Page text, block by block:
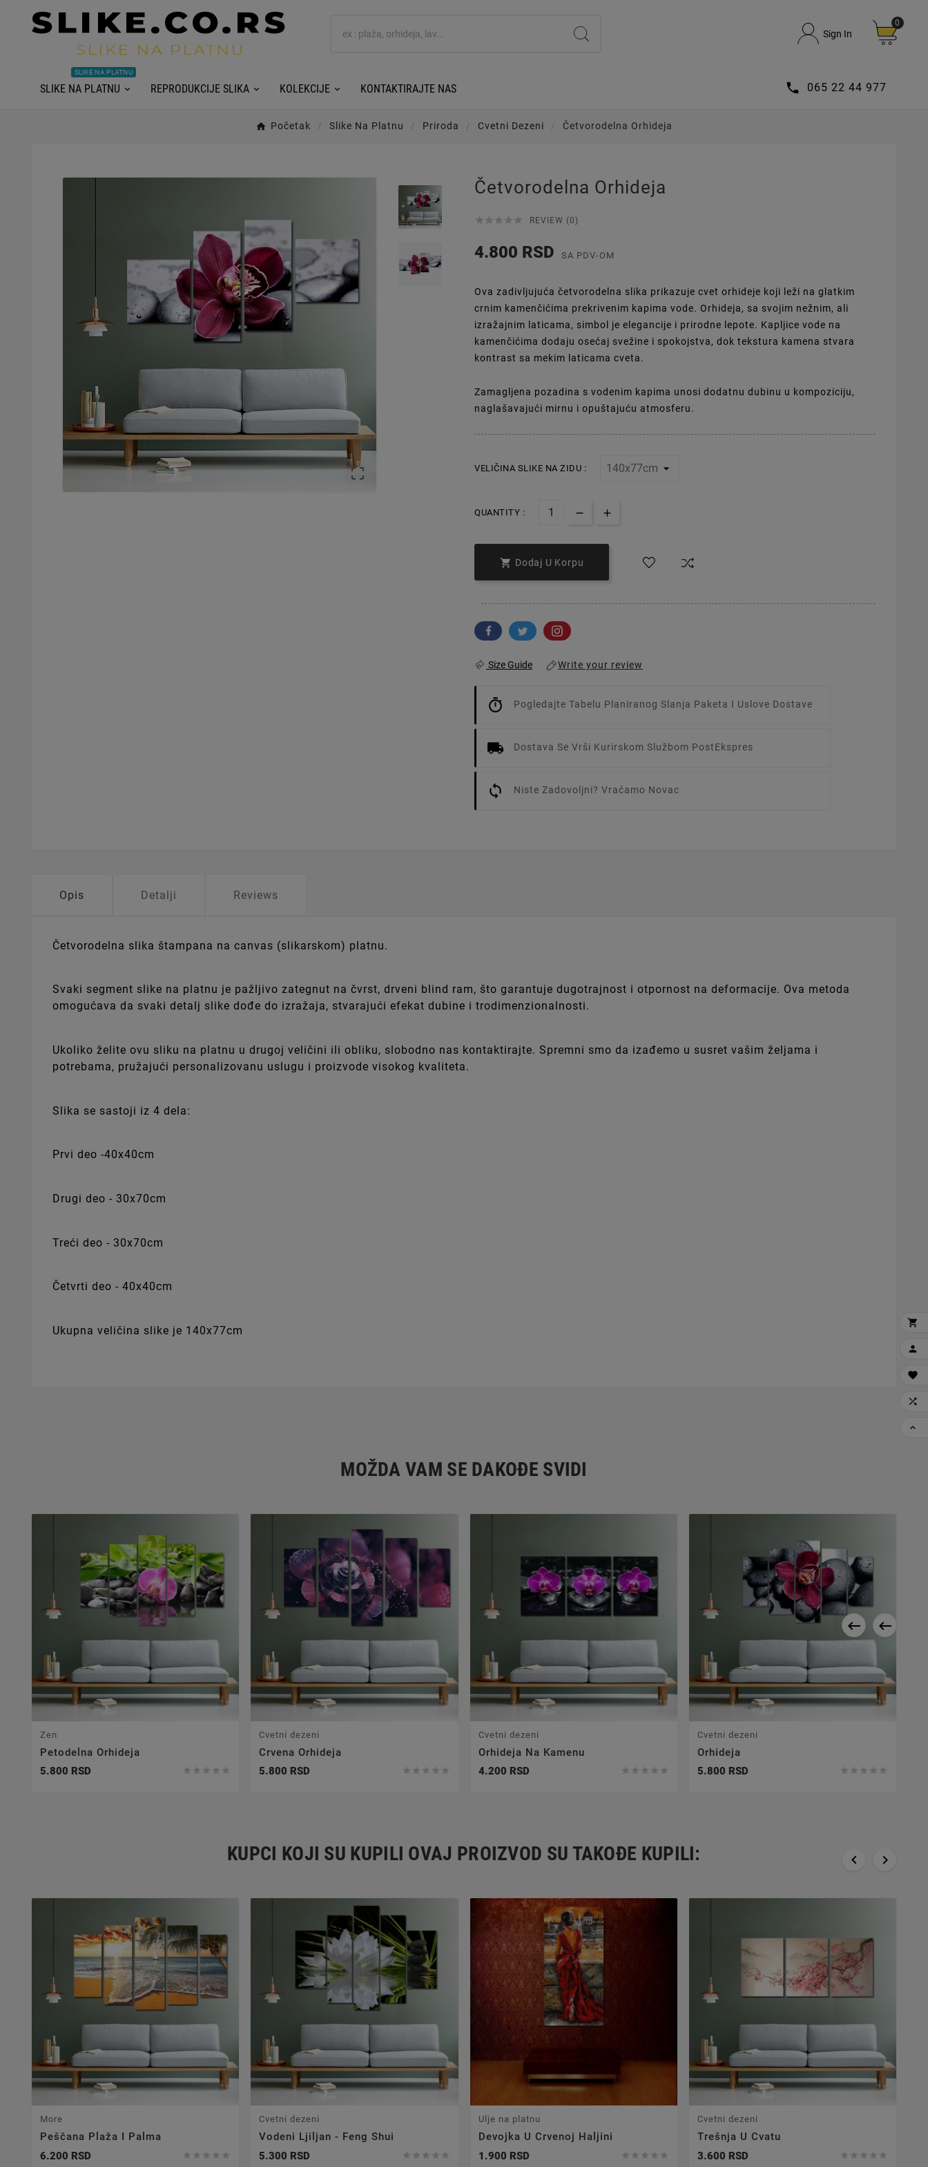
Sign In
0
SLIKE NA PLATNU
SLIKE NA PLATNU
REPRODUKCIJE SLIKA KOLEKCIJE KONTAKTIRAJTE NAS  065 22 44 977
Početak Slike Na Platnu Priroda Cvetni Dezeni Četvorodelna Orhideja

Četvorodelna Orhideja
     REVIEW (0)
4.800 RSD SA PDV-OM
Ova zadivljujuća četvorodelna slika prikazuje cvet orhideje koji leži na glatkim
crnim kamenčićima prekrivenim kapima vode. Orhideja, sa svojim nežnim, ali
izražajnim laticama, simbol je elegancije i prirodne lepote. Kapljice vode na
kamenčićima dodaju osećaj svežine i spokojstva, dok tekstura kamena stvara
kontrast sa mekim laticama cveta.
Zamagljena pozadina s vodenim kapima unosi dodatnu dubinu u kompoziciju,
naglašavajući mirnu i opuštajuću atmosferu.
VELIČINA SLIKE NA ZIDU :
QUANTITY :
 Dodaj U Korpu
Size Guide Write your review
Pogledajte Tabelu Planiranog Slanja Paketa I Uslove Dostave
Dostava Se Vrši Kurirskom Službom PostEkspres
Niste Zadovoljni? Vraćamo Novac
Opis Detalji Reviews
Četvorodelna slika štampana na canvas (slikarskom) platnu.
Svaki segment slike na platnu je pažljivo zategnut na čvrst, drveni blind ram, što garantuje dugotrajnost i otpornost na deformacije. Ova metoda
omogućava da svaki detalj slike dođe do izražaja, stvarajući efekat dubine i trodimenzionalnosti.
Ukoliko želite ovu sliku na platnu u drugoj veličini ili obliku, slobodno nas kontaktirajte. Spremni smo da izađemo u susret vašim željama i
potrebama, pružajući personalizovanu uslugu i proizvode visokog kvaliteta.
Slika se sastoji iz 4 dela:
Prvi deo -40x40cm
Drugi deo - 30x70cm
Treći deo - 30x70cm
Četvrti deo - 40x40cm
Ukupna veličina slike je 140x77cm
MOŽDA VAM SE DAKOĐE SVIDI
 
Zen
Petodelna Orhideja
    
5.800 RSD
Cvetni dezeni
Crvena Orhideja
    
5.800 RSD
Cvetni dezeni
Orhideja Na Kamenu
    
4.200 RSD
Cvetni dezeni
Orhideja
    
5.800 RSD
KUPCI KOJI SU KUPILI OVAJ PROIZVOD SU TAKOĐE KUPILI:  
More
Peščana Plaža I Palma
    
6.200 RSD
Cvetni dezeni
Vodeni Ljiljan - Feng Shui
    
5.300 RSD
Ulje na platnu
Devojka U Crvenoj Haljini
    
1.900 RSD
Cvetni dezeni
Trešnja U Cvatu
    
3.600 RSD




